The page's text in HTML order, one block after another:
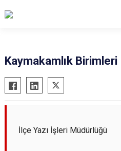
Çayırlı
İliç
Kemaliye
Kaymakamlık Birimleri
İlçe Yazı İşleri Müdürlüğü